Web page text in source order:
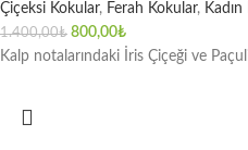
Çiçeksi Kokular, Ferah Kokular,
1.400,00₺ 800,00₺
Kalp notalarındaki İris Çiçeği ve